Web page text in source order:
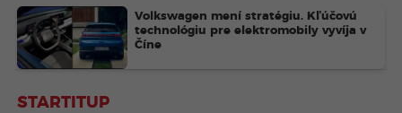
Volkswagen mení stratégiu. Kľúčovú
technológiu pre elektromobily vyvíja v
Číne
STARTITUP